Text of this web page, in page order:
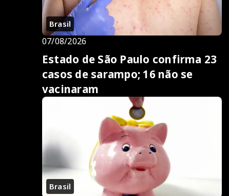
Brasil
07/08/2026
Estado de São Paulo confirma 23
casos de sarampo; 16 não se
vacinaram
Brasil